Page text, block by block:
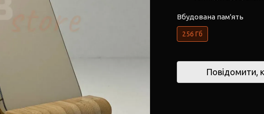
Вбудована пам'ять
256 Гб
Повідомити,